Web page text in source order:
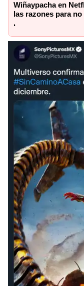
Wiñaypacha en
las razones para
‘